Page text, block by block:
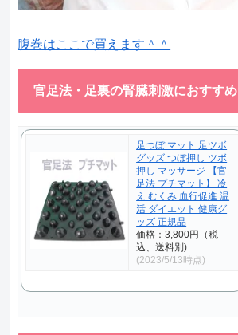
腹巻はここで買えます＾＾
官足法・足裏の腎臓刺激におすすめ
足つぼ マット 足ツボ
グッズ つぼ押し ツボ
押し マッサージ 【官
足法 プチマット】 冷
え むくみ 血行促進 温
活 ダイエット 健康グ
ッズ 正規品
価格：3,800円（税
込、送料別)
(2023/5/13時点)